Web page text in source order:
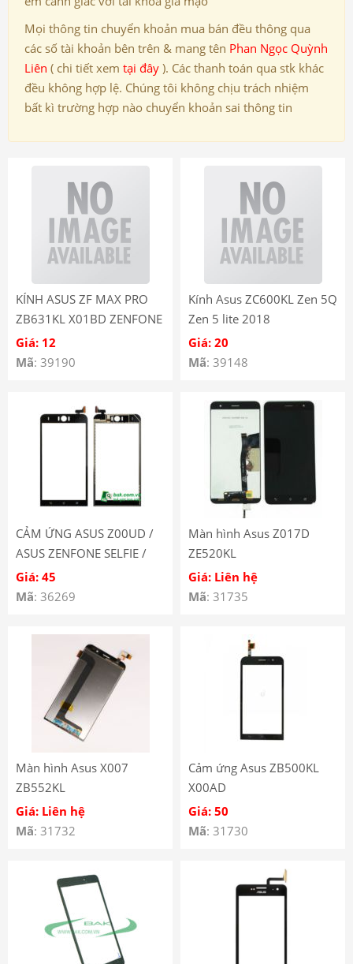
Mọi thông tin chuyển khoản mua bán đều thông qua
các số tài khoản bên trên & mang tên Phan Ngọc Quỳnh
Liên ( chi tiết xem tại đây ). Các thanh toán qua stk khác
đều không hợp lệ. Chúng tôi không chịu trách nhiệm
bất kì trường hợp nào chuyển khoản sai thông tin
KÍNH ASUS ZF MAX PRO
ZB631KL X01BD ZENFONE
MAX PRO
Giá: 12
Mã: 39190
Kính Asus ZC600KL Zen 5Q
Zen 5 lite 2018
Giá: 20
Mã: 39148
CẢM ỨNG ASUS Z00UD /
ASUS ZENFONE SELFIE /
ZD551KL / ZE551KL Z00TD
Giá: 45
Mã: 36269
Màn hình Asus Z017D
ZE520KL
Giá: Liên hệ
Mã: 31735
Màn hình Asus X007
ZB552KL
Giá: Liên hệ
Mã: 31732
Cảm ứng Asus ZB500KL
X00AD
Giá: 50
Mã: 31730